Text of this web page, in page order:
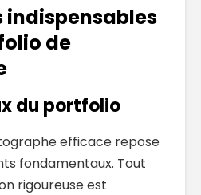
indispensables
de
du portfolio
efficace repose
fondamentaux. Tout
rigoureuse est